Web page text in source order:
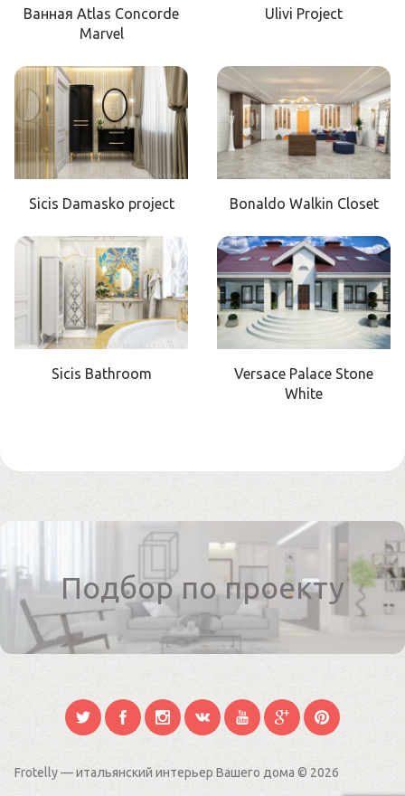
Ванная Atlas Concorde
Marvel
Ulivi Project
Sicis Damasko project Bonaldo Walkin Closet
Sicis Bathroom
Versace Palace Stone
White
Подбор по проекту
Frotelly — итальянский интерьер Вашего дома © 2026